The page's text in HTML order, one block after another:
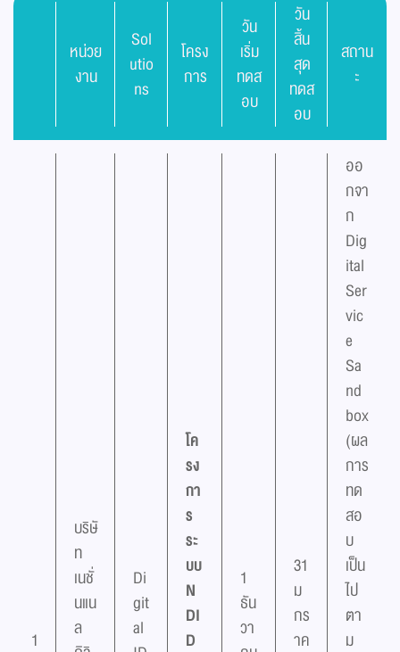
หน่วย
งาน
Sol
utio
ns
โครง
การ
วัน
เริ่ม
ทดส
อบ
วัน
สิ้น
สุด
ทดส
อบ
สถาน
ะ
1
บริษั
ท
เนชั่
นแน
ล
Di
git
al
โค
รง
กา
ร
ระ
บบ
N
DI
D
1
ธัน
วา
31
ม
กร
าค
ออ
กจา
ก
Dig
ital
Ser
vic
e
Sa
nd
box
(ผล
การ
ทด
สอ
บ
เป็น
ไป
ตา
ม